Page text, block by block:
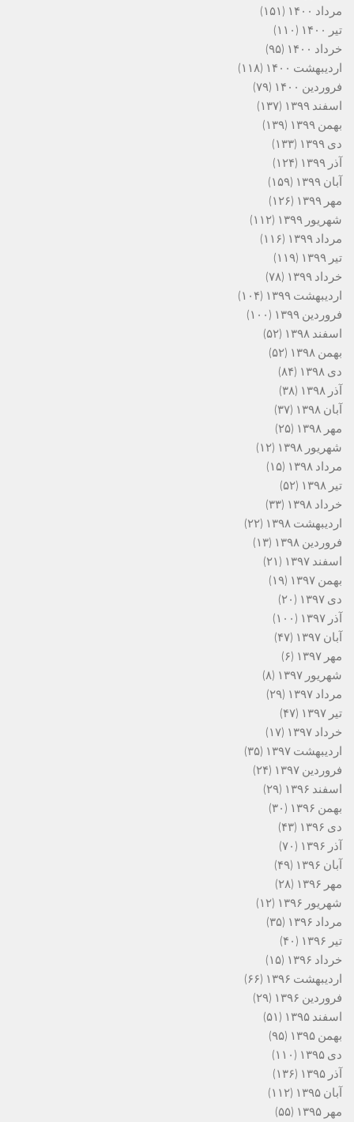
مرداد ۱۴۰۰
(۱۵۱)
تیر ۱۴۰۰
(۱۱۰)
خرداد ۱۴۰۰
(۹۵)
اردیبهشت ۱۴۰۰
(۱۱۸)
فروردین ۱۴۰۰
(۷۹)
اسفند ۱۳۹۹
(۱۳۷)
بهمن ۱۳۹۹
(۱۳۹)
دی ۱۳۹۹
(۱۳۳)
آذر ۱۳۹۹
(۱۲۴)
آبان ۱۳۹۹
(۱۵۹)
مهر ۱۳۹۹
(۱۲۶)
شهریور ۱۳۹۹
(۱۱۲)
مرداد ۱۳۹۹
(۱۱۶)
تیر ۱۳۹۹
(۱۱۹)
خرداد ۱۳۹۹
(۷۸)
اردیبهشت ۱۳۹۹
(۱۰۴)
فروردین ۱۳۹۹
(۱۰۰)
اسفند ۱۳۹۸
(۵۲)
بهمن ۱۳۹۸
(۵۲)
دی ۱۳۹۸
(۸۴)
آذر ۱۳۹۸
(۳۸)
آبان ۱۳۹۸
(۳۷)
مهر ۱۳۹۸
(۲۵)
شهریور ۱۳۹۸
(۱۲)
مرداد ۱۳۹۸
(۱۵)
تیر ۱۳۹۸
(۵۲)
خرداد ۱۳۹۸
(۳۳)
اردیبهشت ۱۳۹۸
(۲۲)
فروردین ۱۳۹۸
(۱۳)
اسفند ۱۳۹۷
(۲۱)
بهمن ۱۳۹۷
(۱۹)
دی ۱۳۹۷
(۲۰)
آذر ۱۳۹۷
(۱۰۰)
آبان ۱۳۹۷
(۴۷)
مهر ۱۳۹۷
(۶)
شهریور ۱۳۹۷
(۸)
مرداد ۱۳۹۷
(۲۹)
تیر ۱۳۹۷
(۴۷)
خرداد ۱۳۹۷
(۱۷)
اردیبهشت ۱۳۹۷
(۳۵)
فروردین ۱۳۹۷
(۲۴)
اسفند ۱۳۹۶
(۲۹)
بهمن ۱۳۹۶
(۳۰)
دی ۱۳۹۶
(۴۳)
آذر ۱۳۹۶
(۷۰)
آبان ۱۳۹۶
(۴۹)
مهر ۱۳۹۶
(۲۸)
شهریور ۱۳۹۶
(۱۲)
مرداد ۱۳۹۶
(۳۵)
تیر ۱۳۹۶
(۴۰)
خرداد ۱۳۹۶
(۱۵)
اردیبهشت ۱۳۹۶
(۶۶)
فروردین ۱۳۹۶
(۲۹)
اسفند ۱۳۹۵
(۵۱)
بهمن ۱۳۹۵
(۹۵)
دی ۱۳۹۵
(۱۱۰)
آذر ۱۳۹۵
(۱۳۶)
آبان ۱۳۹۵
(۱۱۲)
مهر ۱۳۹۵
(۵۵)